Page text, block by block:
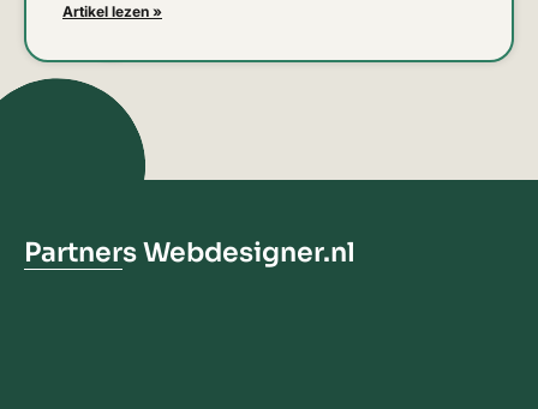
Artikel lezen »
Partners Webdesigner.nl